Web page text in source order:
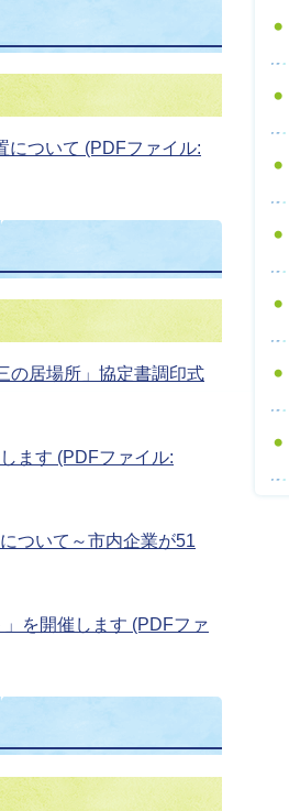
について (PDFファイル:
の居場所」協定書調印式
ます (PDFファイル:
ついて～市内企業が51
を開催します (PDFファ